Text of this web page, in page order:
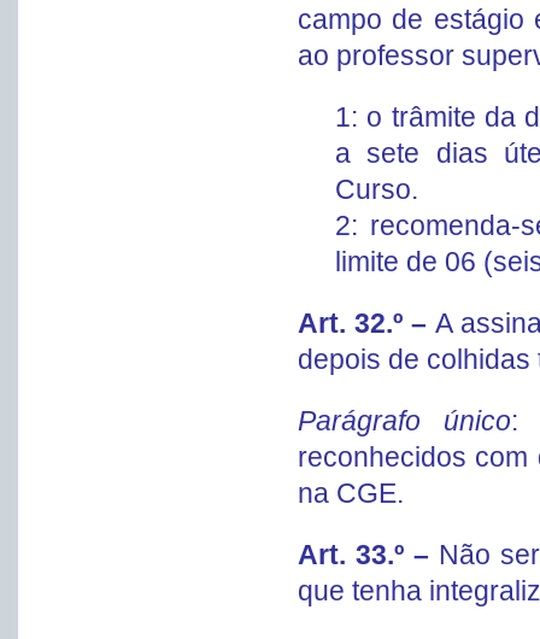
campo de estágio
ao professor
1: o trâmite da
a sete dias
Curso.
2: recomenda-
limite de 06
Art. 32.º –A
depois de
Parágrafo único:
reconhecidos
na CGE.
Art. 33.º – Não
que tenha